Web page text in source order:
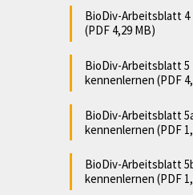
BioDiv-Arbeitsblatt 4
(PDF 4,29 MB)
BioDiv-Arbeitsblatt 5
kennenlernen (PDF
BioDiv-Arbeitsblatt
kennenlernen (PDF
BioDiv-Arbeitsblatt
kennenlernen (PDF